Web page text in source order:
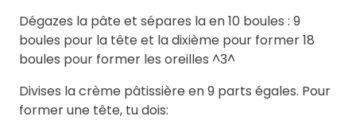
Dégazes la pâte et sépares la en 10 boules : 9
boules pour la tête et la dixième pour former 18
boules pour former les oreilles ^3^
Divises la crème pâtissière en 9 parts égales. Pour
former une tête, tu dois: